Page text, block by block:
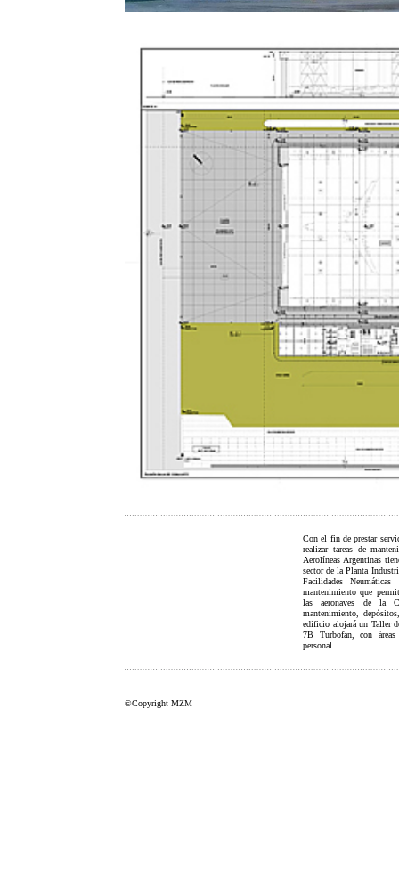
Con el fin de prestar
realizar tareas de
Aerolíneas Argentinas
sector de la Planta
Facilidades
mantenimiento que
las aeronaves de la
mantenimiento,
edificio alojará un Taller
7B Turbofan, con
personal.
©Copyright MZM